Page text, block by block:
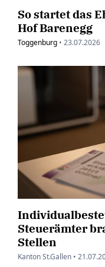
So startet das
Hof Barenegg
Toggenburg • 23.07.2026
Steuerämter
Stellen
Kanton St.Gallen •